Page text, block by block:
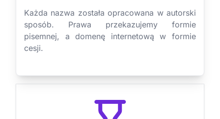
Każda nazwa została opracowana w autorski
sposób. Prawa przekazujemy formie
pisemnej, a domenę internetową w formie
cesji.